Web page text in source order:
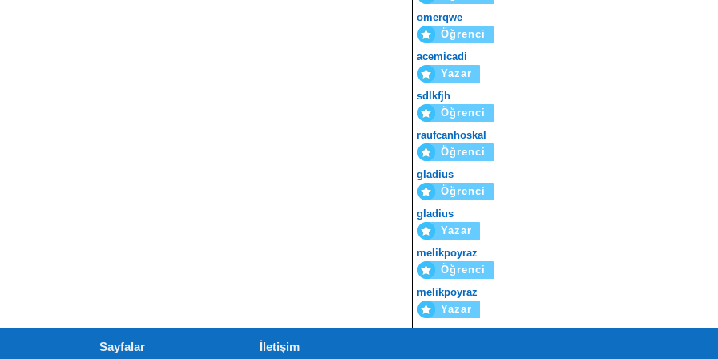
omerqwe
Öğrenci
acemicadi
Yazar
sdlkfjh
Öğrenci
raufcanhoskal
Öğrenci
gladius
Öğrenci
gladius
Yazar
melikpoyraz
Öğrenci
melikpoyraz
Yazar
Sayfalar İletişim